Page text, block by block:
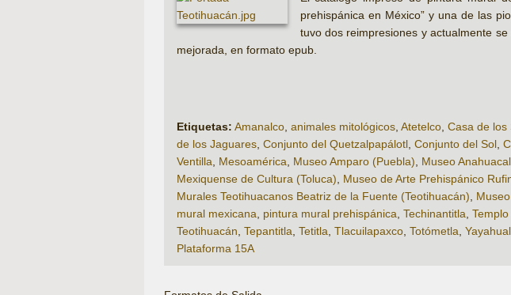
prehispánica en México” y una de las
tuvo dos reimpresiones y actualmente
mejorada, en formato epub.
Etiquetas: Amanalco, animales mitológicos, Atetelco, Casa de los
de los Jaguares, Conjunto del Quetzalpapálotl, Conjunto del Sol,
Ventilla, Mesoamérica, Museo Amparo (Puebla), Museo
Mexiquense de Cultura (Toluca), Museo de Arte Prehispánico
Murales Teotihuacanos Beatriz de la Fuente (Teotihuacán),
mural mexicana, pintura mural prehispánica, Techinantitla,
Teotihuacán, Tepantitla, Tetitla, Tlacuilapaxco, Totómetla,
Plataforma 15A